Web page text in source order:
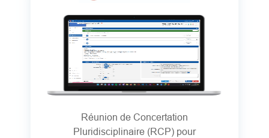
Réunion de Concertation
Pluridisciplinaire (RCP) pour